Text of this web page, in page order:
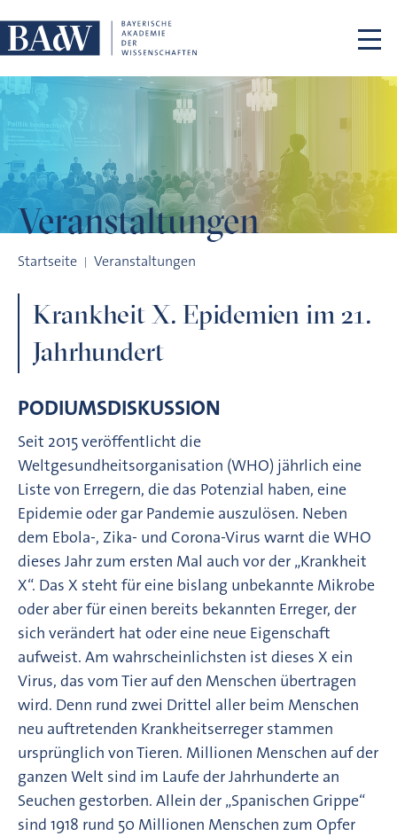
Veranstaltungen
Startseite Veranstaltungen
Krankheit X. Epidemien im 21.
Jahrhundert
PODIUMSDISKUSSION
Seit 2015 veröffentlicht die
Weltgesundheitsorganisation (WHO) jährlich eine
Liste von Erregern, die das Potenzial haben, eine
Epidemie oder gar Pandemie auszulösen. Neben
dem Ebola-, Zika- und Corona-Virus warnt die WHO
dieses Jahr zum ersten Mal auch vor der „Krankheit
X“. Das X steht für eine bislang unbekannte Mikrobe
oder aber für einen bereits bekannten Erreger, der
sich verändert hat oder eine neue Eigenschaft
aufweist. Am wahrscheinlichsten ist dieses X ein
Virus, das vom Tier auf den Menschen übertragen
wird. Denn rund zwei Drittel aller beim Menschen
neu auftretenden Krankheitserreger stammen
ursprünglich von Tieren. Millionen Menschen auf der
ganzen Welt sind im Laufe der Jahrhunderte an
Seuchen gestorben. Allein der „Spanischen Grippe“
sind 1918 rund 50 Millionen Menschen zum Opfer